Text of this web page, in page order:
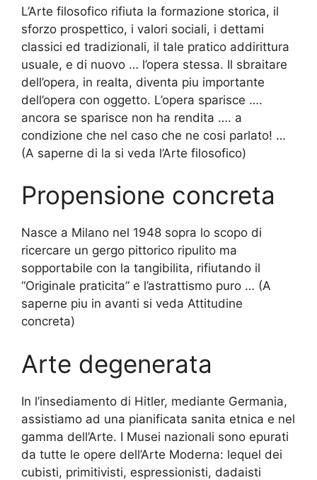
L’Arte filosofico rifiuta la formazione storica, il
sforzo prospettico, i valori sociali, i dettami
classici ed tradizionali, il tale pratico addirittura
usuale, e di nuovo … l’opera stessa. Il sbraitare
dell’opera, in realta, diventa piu importante
dell’opera con oggetto. L’opera sparisce ….
ancora se sparisce non ha rendita …. a
condizione che nel caso che ne cosi parlato! …
(A saperne di la si veda l’Arte filosofico)
Propensione concreta
Nasce a Milano nel 1948 sopra lo scopo di
ricercare un gergo pittorico ripulito ma
sopportabile con la tangibilita, rifiutando il
“Originale praticita” e l’astrattismo puro … (A
saperne piu in avanti si veda Attitudine
concreta)
Arte degenerata
In l’insediamento di Hitler, mediante Germania,
assistiamo ad una pianificata sanita etnica e nel
gamma dell’Arte. I Musei nazionali sono epurati
da tutte le opere dell’Arte Moderna: lequel dei
cubisti, primitivisti, espressionisti, dadaisti